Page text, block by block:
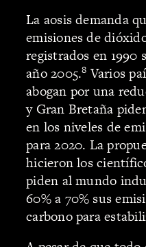
La aosis demanda
emisiones de
registrados en 1990
año 2005.8 Varios
abogan por una
y Gran Bretaña
en los niveles de
para 2020. La
hicieron los
piden al mundo
60% a 70% sus
carbono para